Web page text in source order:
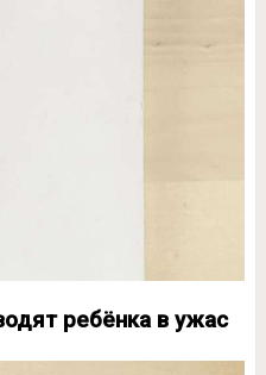
ребёнка в ужас